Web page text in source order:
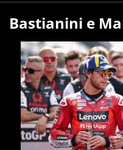
Bastianini e